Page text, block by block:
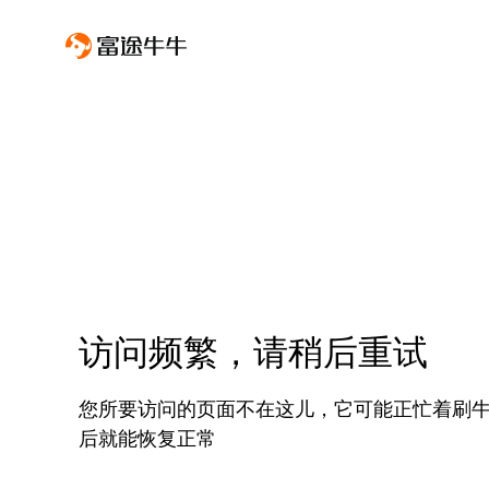
访问频繁，请稍后重试
您所要访问的页面不在这儿，它可能正忙着刷
后就能恢复正常